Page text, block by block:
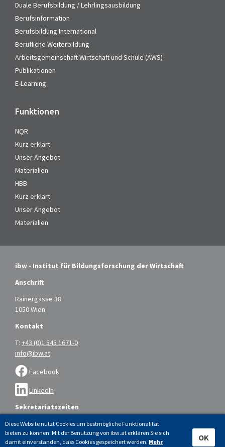
Duale Berufsbildung / Lehrlingsausbildung
Berufsinformation
Berufsbildung International
Berufliche Weiterbildung
Arbeitsgemeinschaft Wirtschaft und Schule (AWS)
Publikationen
E-Learning
Funktionen
NQR
Kurz erklärt
Unser Angebot
Materialien
HBB
Kurz erklärt
Unser Angebot
Materialien
ibw - Institut für Bildungsforschung der Wirtschaft
Anschrift
Rainergasse 38
1050 Wien
Kontakt
T: +43 (0)1 545 1671-0
info@ibw.at
Facebook
LinkedIn
Sekretariatszeiten
Montag bis Donnerstag: 9.00 – 16.00 Uhr
Freitag: 9.00 – 14.00 Uhr
Diese Website nutzt Cookies um bestmögliche Funktionalität
bieten zu können. Mit der Benutzung von ibw.at erklären Sie sich
damit einverstanden, dass Cookies gespeichert werden. Mehr OK